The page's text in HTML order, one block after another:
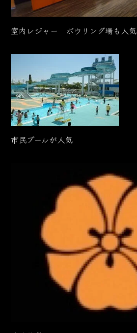
室内レジャー ボウリング場も人気
市民プールが人気